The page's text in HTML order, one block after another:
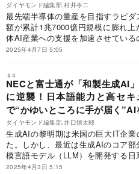
ダイヤモンド編集部,村井令二
最先端半導体の量産を目指すラピダ
額が累計1兆7000億円規模に膨れ上
体AI産業への支援を加速させている
掲げる「2030年度までに10兆円以上
2025年4月7日 5:05
＃4
NECと富士通が「和製生成AI
に逆襲！日本語能力と高セキ
で“かゆいところに手が届く”AI
ダイヤモンド編集部,井口慎太郎
生成AIの黎明期は米国の巨大IT企業
た。しかし、最近は生成AIのコア部
模言語モデル（LLM）を開発する日
てきた。和製LLMの展開は、海外の
2025年4月3日 5:15